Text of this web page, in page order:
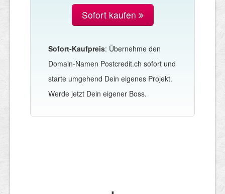
Sofort kaufen
Sofort-Kaufpreis: Übernehme den
Domain-Namen Postcredit.ch sofort und
starte umgehend Dein eigenes Projekt.
Werde jetzt Dein eigener Boss.